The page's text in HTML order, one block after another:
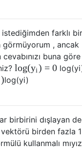
farklı
görmüyorum , ancak
buna göre
log(yi ) = 0 log(yi
)log(yi)
birbirini dışlayan
vektörü birden fazla 1
kullanmalı